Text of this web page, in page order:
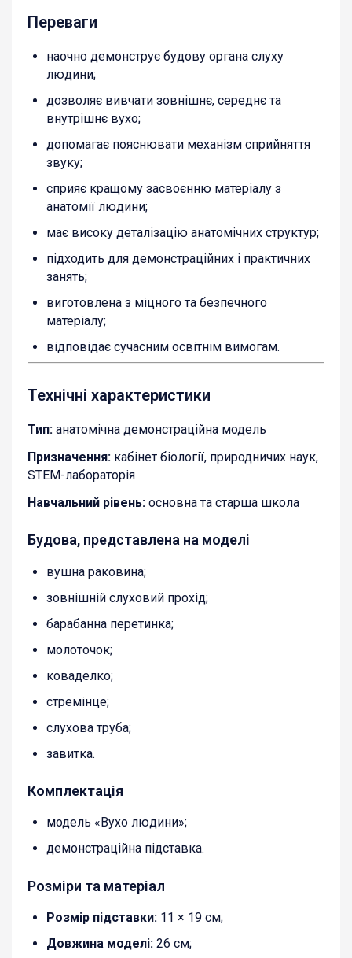
Переваги
наочно демонструє будову органа слуху
людини;
дозволяє вивчати зовнішнє, середнє та
внутрішнє вухо;
допомагає пояснювати механізм сприйняття
звуку;
сприяє кращому засвоєнню матеріалу з
анатомії людини;
має високу деталізацію анатомічних структур;
підходить для демонстраційних і практичних
занять;
виготовлена з міцного та безпечного
матеріалу;
відповідає сучасним освітнім вимогам.
Технічні характеристики
Тип: анатомічна демонстраційна модель
Призначення: кабінет біології, природничих наук,
STEM-лабораторія
Навчальний рівень: основна та старша школа
Будова, представлена на моделі
вушна раковина;
зовнішній слуховий прохід;
барабанна перетинка;
молоточок;
коваделко;
стремінце;
слухова труба;
завитка.
Комплектація
модель «Вухо людини»;
демонстраційна підставка.
Розміри та матеріал
Розмір підставки: 11 × 19 см;
Довжина моделі: 26 см;